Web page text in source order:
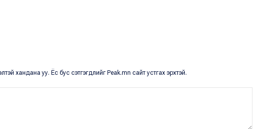
хандана уу. Ёс бус сэтгэгдлийг Peak.mn сайт устгах эрхтэй.